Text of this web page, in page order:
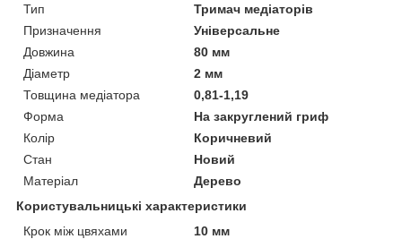
Тип
Тримач медіаторів
Призначення
Універсальне
Довжина
80 мм
Діаметр
2 мм
Товщина медіатора
0,81-1,19
Форма
На закруглений гриф
Колір
Коричневий
Стан
Новий
Матеріал
Дерево
Користувальницькі характеристики
Крок між цвяхами
10 мм